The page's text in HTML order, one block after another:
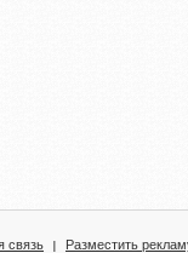
связь Разместить